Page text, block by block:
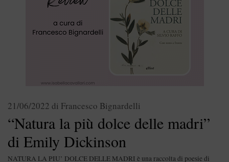
“Natura la più dolce delle madri”
di Emily Dickinson
21/06/2022 di Francesco Bignardelli
NATURA LA PIU’ DOLCE DELLE MADRI è una raccolta di poesie di